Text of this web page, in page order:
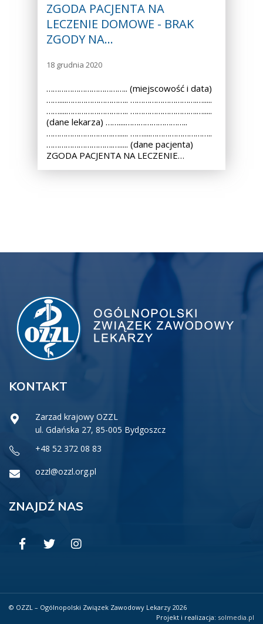
ZGODA PACJENTA NA
LECZENIE DOMOWE - BRAK
ZGODY NA…
18 grudnia 2020
……………………………….. (miejscowość i data)
……....……………………….. ………………………….….....
……....……………………….. ………………………….….....
(dane lekarza) ……....………………………..
………………………….…..... ……....………………………..
………………………….…..... (dane pacjenta)
ZGODA PACJENTA NA LECZENIE…
KONTAKT
Zarzad krajowy OZZL
ul. Gdańska 27, 85-005 Bydgoszcz
+48 52 372 08 83
ozzl@ozzl.org.pl
ZNAJDŹ NAS
© OZZL – Ogólnopolski Związek Zawodowy Lekarzy 2026
Projekt i realizacja: solmedia.pl